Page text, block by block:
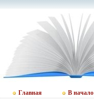
Главная В начало